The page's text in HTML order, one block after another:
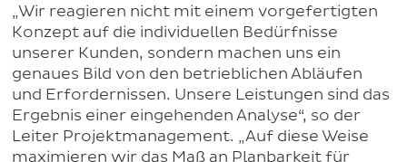
„Wir reagieren nicht mit einem vorgefertigten
Konzept auf die individuellen Bedürfnisse
unserer Kunden, sondern machen uns ein
genaues Bild von den betrieblichen Abläufen
und Erfordernissen. Unsere Leistungen sind das
Ergebnis einer eingehenden Analyse“, so der
Leiter Projektmanagement. „Auf diese Weise
maximieren wir das Maß an Planbarkeit für